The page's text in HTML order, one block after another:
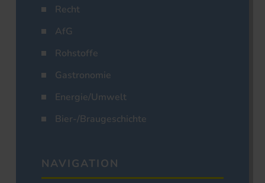
Recht
AfG
Rohstoffe
Gastronomie
Energie/Umwelt
Bier-/Braugeschichte
NAVIGATION